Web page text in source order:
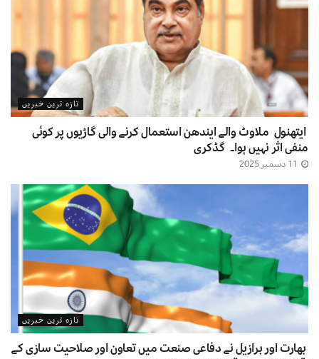
تازہ ترین خبریں
ایتھنول ملاوٹ والے ایندھن استعمال کرنے والی گاڑیوں پر کوئی
منفی اثر نہیں ہوا۔ گڈکری
تازہ ترین خبریں
بھارت اور برازیل نے دفاعی صنعت میں تعاون اور صلاحیت سازی کے